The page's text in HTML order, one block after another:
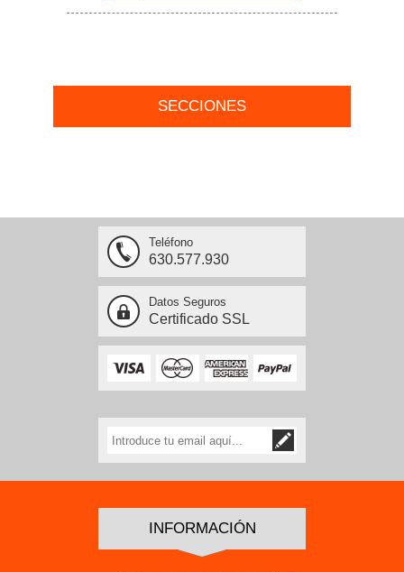
SECCIONES
Teléfono
630.577.930
Datos Seguros
Certificado SSL
INFORMACIÓN